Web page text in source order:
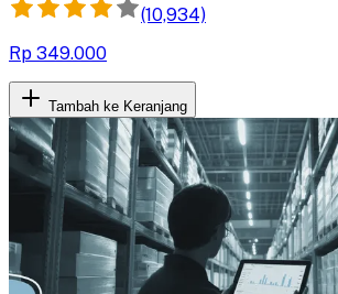
(10,934)
Rp 349.000
Tambah ke Keranjang